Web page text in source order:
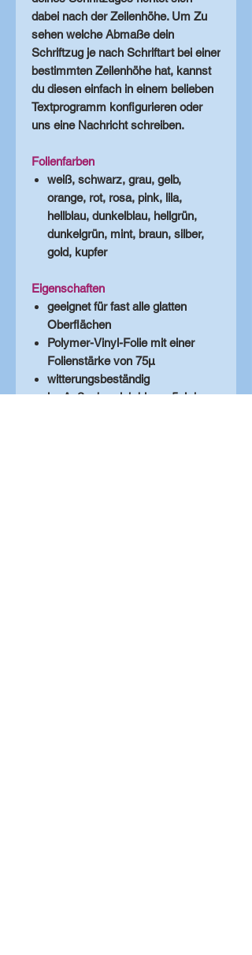
dabei nach der Zeilenhöhe. Um Zu
sehen welche Abmaße dein
Schriftzug je nach Schriftart bei einer
bestimmten Zeilenhöhe hat, kannst
du diesen einfach in einem belieben
Textprogramm konfigurieren oder
uns eine Nachricht schreiben.
Folienfarben
weiß, schwarz, grau, gelb,
orange, rot, rosa, pink, lila,
hellblau, dunkelblau, hellgrün,
dunkelgrün, mint, braun, silber,
gold, kupfer
Eigenschaften
geeignet für fast alle glatten
Oberflächen
Polymer-Vinyl-Folie mit einer
Folienstärke von 75µ
witterungsbeständig
im Außenbereich bis zu 5 Jahre